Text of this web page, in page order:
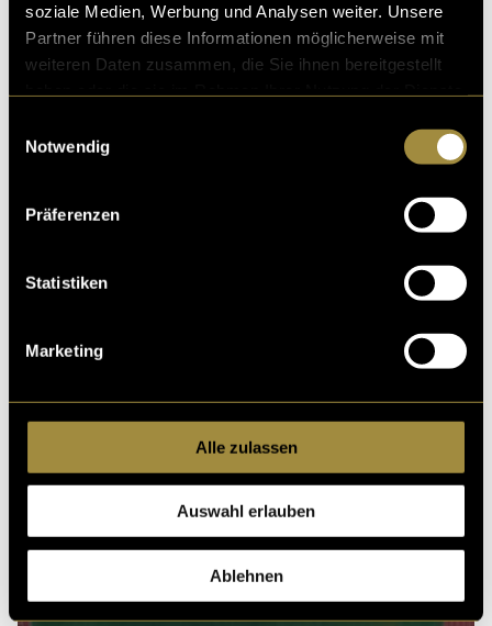
soziale Medien, Werbung und Analysen weiter. Unsere
Partner führen diese Informationen möglicherweise mit
weiteren Daten zusammen, die Sie ihnen bereitgestellt
Notwendig
Präferenzen
Statistiken
Marketing
Alle zulassen
Auswahl erlauben
Ablehnen